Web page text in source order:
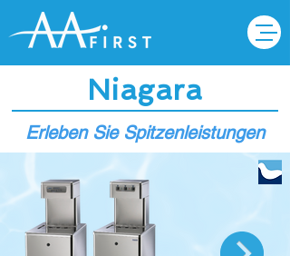
Niagara
Erleben Sie Spitzenleistungen